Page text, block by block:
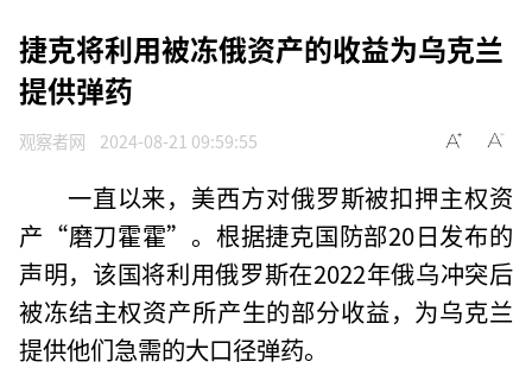
捷克将利用被冻俄资产的收益为乌克兰
提供弹药
观察者网 2024-08-21 09:59:55
一直以来，美西方对俄罗斯被扣押主权资
产“磨刀霍霍”。根据捷克国防部20日发布的
声明，该国将利用俄罗斯在2022年俄乌冲突后
被冻结主权资产所产生的部分收益，为乌克兰
提供他们急需的大口径弹药。